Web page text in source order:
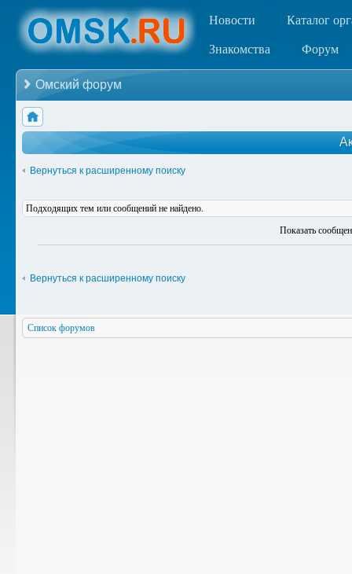
Новости Каталог
Знакомства Форум
Омский форум
Вернуться к расширенному поиску
Подходящих тем или сообщений не найдено.
Показать
Вернуться к расширенному поиску
Список форумов